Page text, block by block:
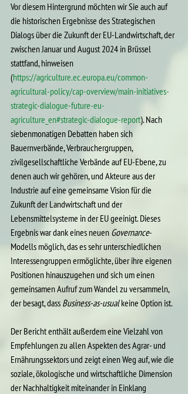
Vor diesem Hintergrund möchten wir Sie auch auf
die historischen Ergebnisse des Strategischen
Dialogs über die Zukunft der EU-Landwirtschaft, der
zwischen Januar und August 2024 in Brüssel
stattfand, hinweisen
(https://agriculture.ec.europa.eu/common-
agricultural-policy/cap-overview/main-initiatives-
strategic-dialogue-future-eu-
agriculture_en#strategic-dialogue-report). Nach
siebenmonatigen Debatten haben sich
Bauernverbände, Verbrauchergruppen,
zivilgesellschaftliche Verbände auf EU-Ebene, zu
denen auch wir gehören, und Akteure aus der
Industrie auf eine gemeinsame Vision für die
Zukunft der Landwirtschaft und der
Lebensmittelsysteme in der EU geeinigt. Dieses
Ergebnis war dank eines neuen Governance-
Modells möglich, das es sehr unterschiedlichen
Interessengruppen ermöglichte, über ihre eigenen
Positionen hinauszugehen und sich um einen
gemeinsamen Aufruf zum Wandel zu versammeln,
der besagt, dass Business-as-usual keine Option ist.
Der Bericht enthält außerdem eine Vielzahl von
Empfehlungen zu allen Aspekten des Agrar- und
Ernährungssektors und zeigt einen Weg auf, wie die
soziale, ökologische und wirtschaftliche Dimension
der Nachhaltigkeit miteinander in Einklang